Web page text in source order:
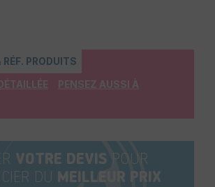
PRODUITS
PENSEZ AUSSI À
VOTRE DEVIS POUR
DU MEILLEUR PRIX